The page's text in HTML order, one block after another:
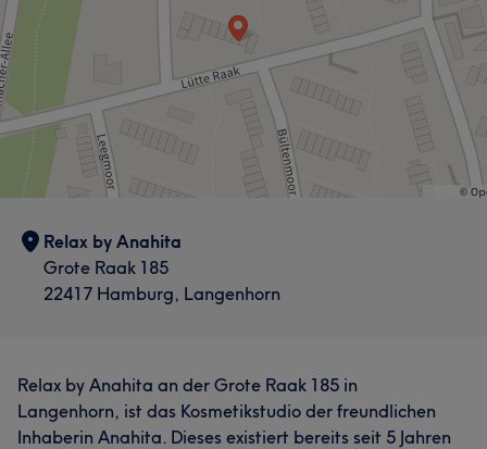
Relax by Anahita
Grote Raak 185
22417 Hamburg, Langenhorn
Relax by Anahita an der Grote Raak 185 in
Langenhorn, ist das Kosmetikstudio der freundlichen
Inhaberin Anahita. Dieses existiert bereits seit 5 Jahren